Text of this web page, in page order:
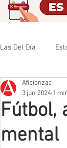
Las Del Día
Que no se olvide
Mineros LNBP
Fútbol,
mental
Aficionzac
3 jun 2024 1